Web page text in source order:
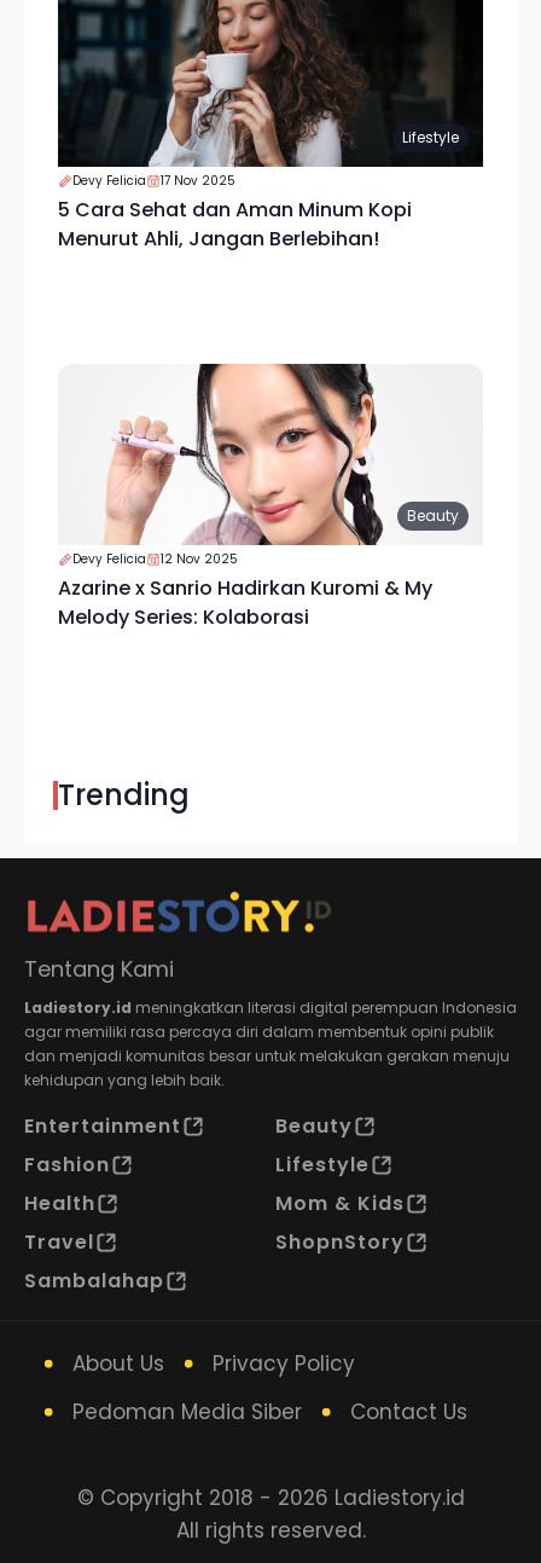
Lifestyle
Devy Felicia 17 Nov 2025
5 Cara Sehat dan Aman Minum Kopi
Menurut Ahli, Jangan Berlebihan!
Beauty
Devy Felicia 12 Nov 2025
Azarine x Sanrio Hadirkan Kuromi & My
Melody Series: Kolaborasi
Trending
Tentang Kami
Ladiestory.id meningkatkan literasi digital perempuan Indonesia
agar memiliki rasa percaya diri dalam membentuk opini publik
dan menjadi komunitas besar untuk melakukan gerakan menuju
kehidupan yang lebih baik.
Entertainment
Beauty
Fashion
Lifestyle
Health
Mom & Kids
Travel
ShopnStory
Sambalahap
About Us
Privacy Policy
Pedoman Media Siber
Contact Us
© Copyright 2018 - 2026 Ladiestory.id
All rights reserved.